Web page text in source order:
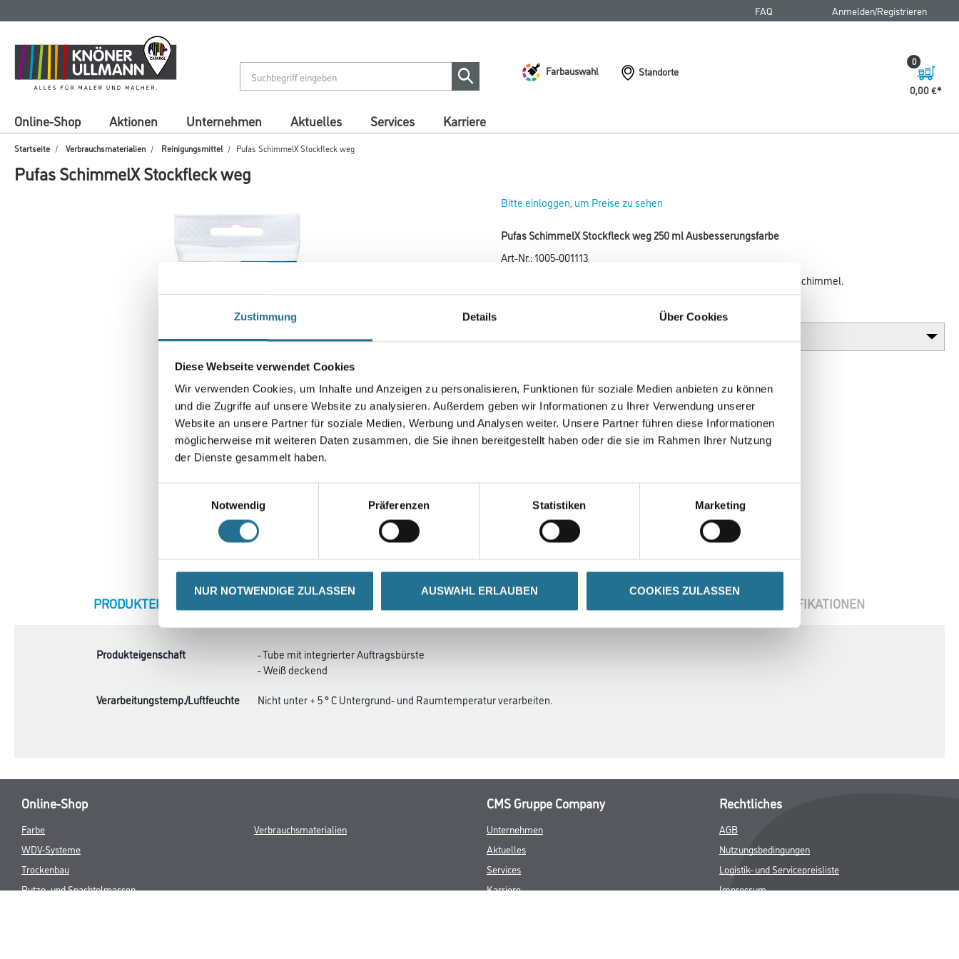
Zustimmung Details Über Cookies
Diese Webseite verwendet Cookies
Wir verwenden Cookies, um Inhalte und Anzeigen zu personalisieren, Funktionen für soziale Medien anbieten zu können
und die Zugriffe auf unsere Website zu analysieren. Außerdem geben wir Informationen zu Ihrer Verwendung unserer
Website an unsere Partner für soziale Medien, Werbung und Analysen weiter. Unsere Partner führen diese Informationen
möglicherweise mit weiteren Daten zusammen, die Sie ihnen bereitgestellt haben oder die sie im Rahmen Ihrer Nutzung
der Dienste gesammelt haben.
Notwendig
Präferenzen Statistiken Marketing
NUR NOTWENDIGE ZULASSEN AUSWAHL ERLAUBEN COOKIES ZULASSEN
springen
springen
FAQ Anmelden/Registrieren
Farbauswahl
Standorte
0,00 €
0
Online-Shop Aktionen Unternehmen Aktuelles Services Karriere
Startseite Verbrauchsmaterialien Reinigungsmittel Pufas SchimmelX Stockfleck weg
Pufas SchimmelX Stockfleck weg
Bitte einloggen, um Preise zu sehen
Pufas SchimmelX Stockfleck weg 250 ml Ausbesserungsfarbe
Art-Nr.:1005-001113
Spezialanstrich mit Langzeit-Filmschutz gegen Stockflecken und Schimmel.
Umrechnungsfaktoren
CURRENT
PRODUKTEIGENSCHAFTEN SPEZIFIKATIONEN
Produkteigenschaft
- Tube mit integrierter Auftragsbürste
- Weiß deckend
Verarbeitungstemp./Luftfeuchte
Nicht unter + 5 ° C Untergrund- und Raumtemperatur verarbeiten.
Online-Shop
Farbe
WDV-Systeme
Trockenbau
Putze- und Spachtelmassen
Verbrauchsmaterialien
CMS Gruppe Company
Unternehmen
Aktuelles
Services
Karriere
Rechtliches
AGB
Nutzungsbedingungen
Logistik- und Servicepreisliste
Impressum